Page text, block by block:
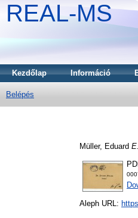
REAL-MS
Kezdőlap Információ
Belépés
Müller, Eduard
Aleph URL: